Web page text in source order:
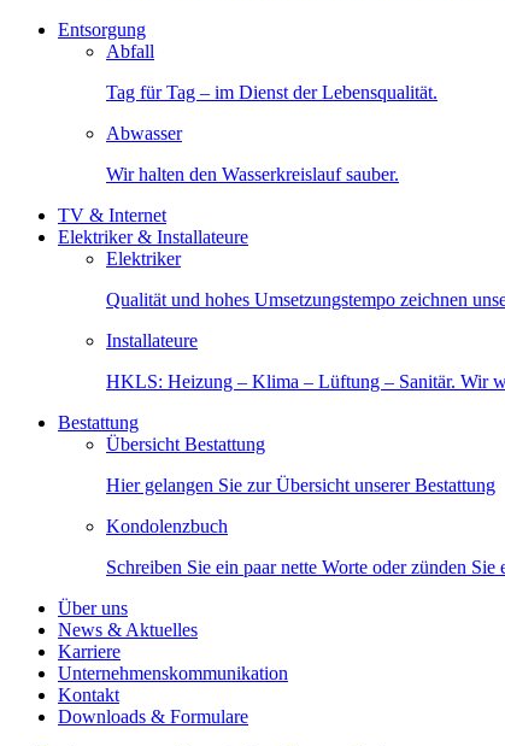
Entsorgung
Abfall
Tag für Tag – im Dienst der Lebensqualität.
Abwasser
Wir halten den Wasserkreislauf sauber.
TV & Internet
Elektriker & Installateure
Elektriker
Qualität und hohes Umsetzungstempo zeichnen
Installateure
HKLS: Heizung – Klima – Lüftung – Sanitär. Wir
Bestattung
Übersicht Bestattung
Hier gelangen Sie zur Übersicht unserer Bestattung
Kondolenzbuch
Schreiben Sie ein paar nette Worte oder zünden Sie
Über uns
News & Aktuelles
Karriere
Unternehmenskommunikation
Kontakt
Downloads & Formulare